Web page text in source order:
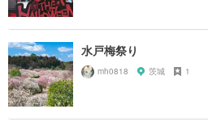
水戸梅祭り
mh0818 茨城 1